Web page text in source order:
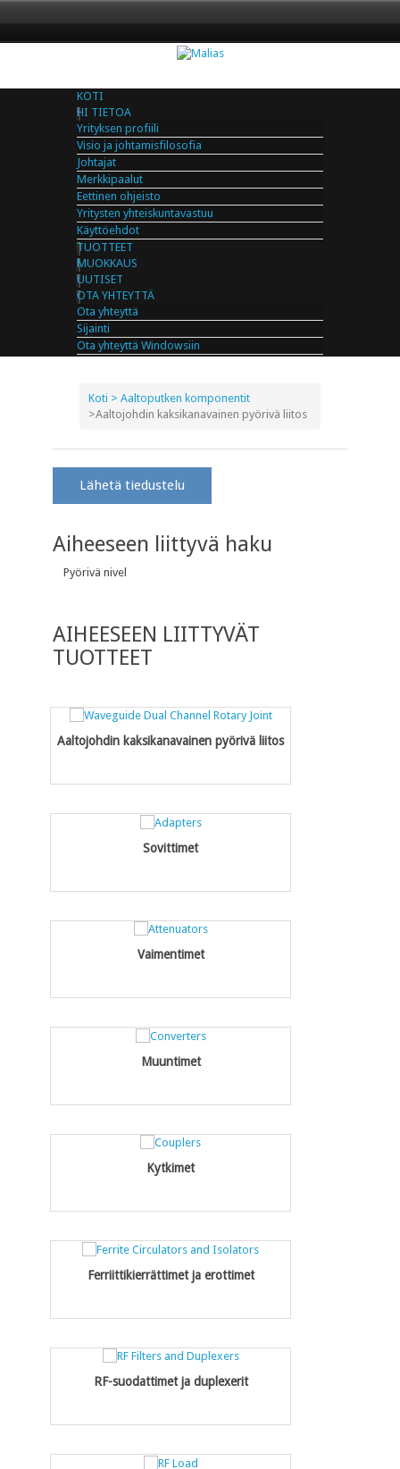
KOTI
HI TIETOA
Yrityksen profiili
Visio ja johtamisfilosofia
Johtajat
Merkkipaalut
Eettinen ohjeisto
Yritysten yhteiskuntavastuu
Käyttöehdot
TUOTTEET
MUOKKAUS
UUTISET
OTA YHTEYTTÄ
Ota yhteyttä
Sijainti
Ota yhteyttä Windowsiin
Koti > Aaltoputken komponentit
>Aaltojohdin kaksikanavainen pyörivä liitos
Lähetä tiedustelu
Aiheeseen liittyvä haku
Pyörivä nivel
AIHEESEEN LIITTYVÄT
TUOTTEET
Aaltojohdin kaksikanavainen pyörivä liitos
Sovittimet
Vaimentimet
Muuntimet
Kytkimet
Ferriittikierrättimet ja erottimet
RF-suodattimet ja duplexerit